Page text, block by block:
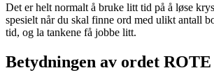
Det er helt normalt å bruke litt tid på å løse
spesielt når du skal finne ord med ulikt antall
tid, og la tankene få jobbe litt.
Betydningen av ordet ROTE